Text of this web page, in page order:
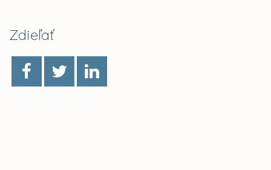
Zdieľať